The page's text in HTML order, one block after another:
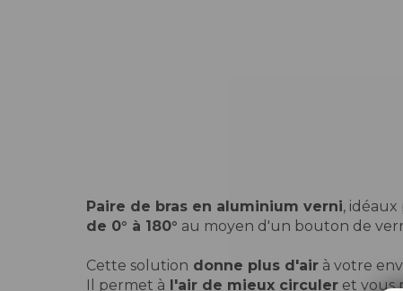
Paire de bras en aluminium verni,
de 0° à 180° au moyen d'un bouton de
Cette solution donne plus d'air à votre
Il permet à l'air de mieux circuler et vous